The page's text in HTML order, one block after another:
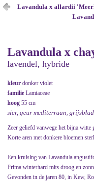
Lavandula x allardii
Lavandula x
lavendel, hybride
kleur donker violet
familie Lamiaceae
hoog 55 cm
sier, geur mediterraan,
Zeer geliefd vanwege het bijna witte
Korte aren met donkere bloemen
Een kruising van Lavandula
Prima winterhard mits droog en
Gevonden in de jaren 80, in Kew,